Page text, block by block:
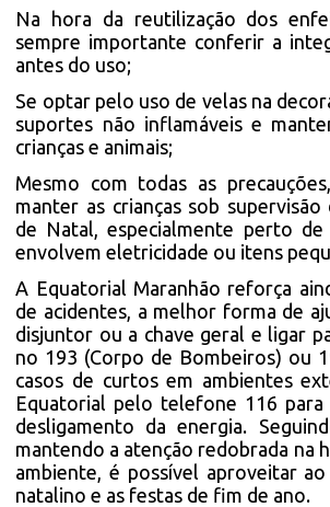
Na hora da reutilização dos
sempre importante conferir a
antes do uso;
Se optar pelo uso de velas na
suportes não inflamáveis e
crianças e animais;
Mesmo com todas as
manter as crianças sob
de Natal, especialmente perto de
envolvem eletricidade ou itens
A Equatorial Maranhão reforça
de acidentes, a melhor forma de
disjuntor ou a chave geral e ligar
no 193 (Corpo de Bombeiros) ou
casos de curtos em ambientes
Equatorial pelo telefone 116
desligamento da energia.
mantendo a atenção redobrada na
ambiente, é possível aproveitar
natalino e as festas de fim de ano.